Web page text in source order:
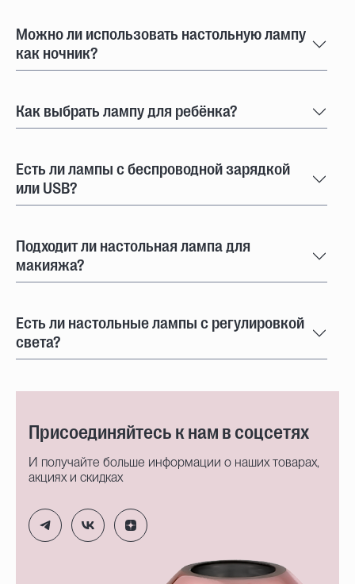
Можно ли использовать настольную лампу
как ночник?
Как выбрать лампу для ребёнка?
Есть ли лампы с беспроводной зарядкой
или USB?
Подходит ли настольная лампа для
макияжа?
Есть ли настольные лампы с регулировкой
света?
Присоединяйтесь к нам в соцсетях
И получайте больше информации о наших товарах,
акциях и скидках